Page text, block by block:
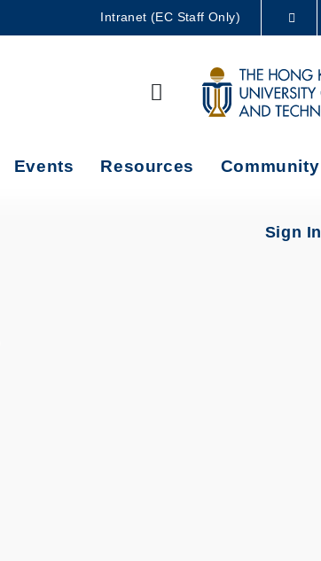
LIBRARY
ABOUT HKUST
Intranet (EC Staff Only)
Events Resources
Community
Sign In